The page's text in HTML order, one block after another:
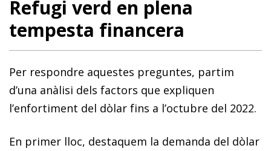
Refugi verd en plena
tempesta financera
Per respondre aquestes preguntes, partim
d’una anàlisi dels factors que expliquen
l’enfortiment del dòlar fins a l’octubre del 2022.
En primer lloc, destaquem la demanda del dòlar